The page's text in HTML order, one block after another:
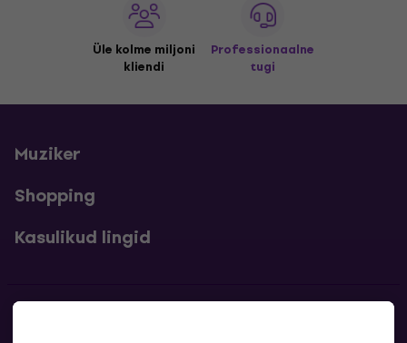
Üle kolme miljoni
kliendi
Professionaalne
tugi
Muziker
Shopping
Kasulikud lingid